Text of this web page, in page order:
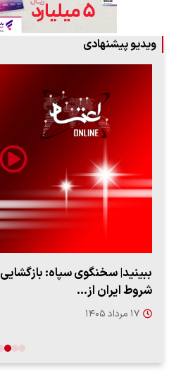
ویدیو پیشنهادی
ببینید| سخنگوی سپاه:
شروط ایران از…
۱۷ مرداد ۱۴۰۵